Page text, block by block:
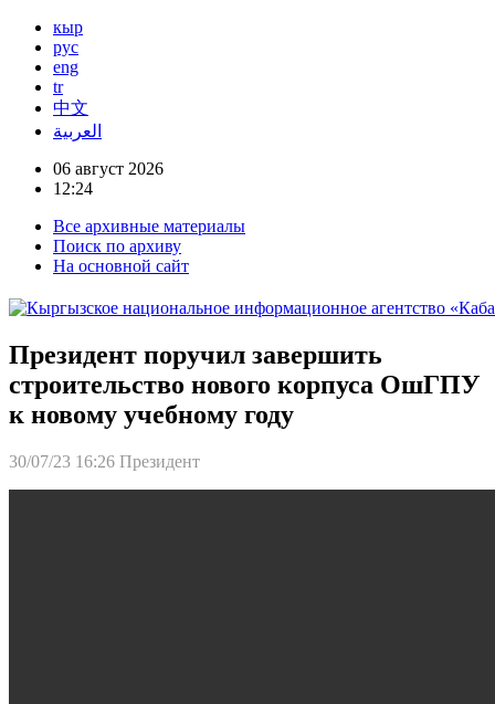
кыр
рус
eng
tr
中文
العربية
06 август 2026
12:24
Все архивные материалы
Поиск по архиву
На основной сайт
Президент поручил завершить
строительство нового корпуса ОшГПУ
к новому учебному году
30/07/23 16:26 Президент